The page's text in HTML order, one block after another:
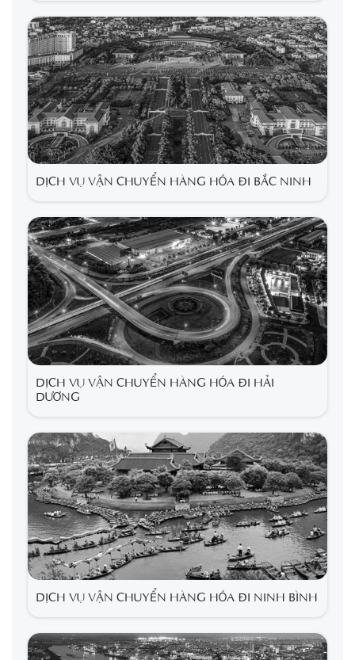
DỊCH VỤ VẬN CHUYỂN HÀNG HÓA ĐI BẮC NINH
DỊCH VỤ VẬN CHUYỂN HÀNG HÓA ĐI HẢI
DƯƠNG
DỊCH VỤ VẬN CHUYỂN HÀNG HÓA ĐI NINH BÌNH